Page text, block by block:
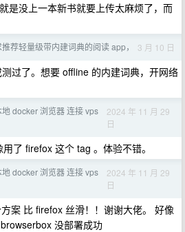
是没上一本新书就要上传太麻烦了，而
荐轻量级带内建词典的阅读 app， 3 月 10 日
过了。想要 offline 的内建词典，开网络
地 docker 浏览器 连接 vps
2024 年 11 月 29
日
了 firefox 这个 tag 。体验不错。
地 docker 浏览器 连接 vps
2024 年 11 月 29
日
案 比 firefox 丝滑！！谢谢大佬。 好像
没部署成功